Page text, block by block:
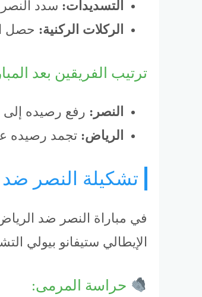
التسديدات: سدد النصر 13 كرة منها 6 على المرمى، بينما سدد الرياض 12 كرة منها 7 على المرمى.
الركلات الركنية: حصل النصر على 7
ترتيب الفريقين بعد
النصر: رفع رصيده إلى 57 نقطة، محافظًا على المركز الثالث في جدول الترتيب.
الرياض: تجمد رصيده عند 34 نقطة، ليظل في المركز
تشكيلة النصر ضد الرياض
الإيطالي ستيفانو بيولي
حراسة المرمى: